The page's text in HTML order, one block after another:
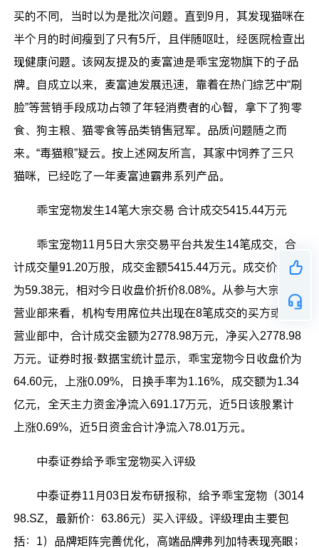
买的不同，当时以为是批次问题。直到9月，其发现猫咪在
半个月的时间瘦到了只有5斤，且伴随呕吐，经医院检查出
现健康问题。该网友提及的麦富迪是乖宝宠物旗下的子品
牌。自成立以来，麦富迪发展迅速，靠着在热门综艺中“刷
脸”等营销手段成功占领了年轻消费者的心智，拿下了狗零
食、狗主粮、猫零食等品类销售冠军。品质问题随之而
来。“毒猫粮”疑云。按上述网友所言，其家中饲养了三只
猫咪，已经吃了一年麦富迪霸弗系列产品。
乖宝宠物发生14笔大宗交易 合计成交5415.44万元
乖宝宠物11月5日大宗交易平台共发生14笔成交，合
计成交量91.20万股，成交金额5415.44万元。成交价格均
为59.38元，相对今日收盘价折价8.08%。从参与大宗交易
营业部来看，机构专用席位共出现在8笔成交的买方或卖方
营业部中，合计成交金额为2778.98万元，净买入2778.98
万元。证券时报·数据宝统计显示，乖宝宠物今日收盘价为
64.60元，上涨0.09%，日换手率为1.16%，成交额为1.34
亿元，全天主力资金净流入691.17万元，近5日该股累计
上涨0.69%，近5日资金合计净流入78.01万元。
中泰证券给予乖宝宠物买入评级
中泰证券11月03日发布研报称，给予乖宝宠物（3014
98.SZ，最新价：63.86元）买入评级。评级理由主要包
括：1）品牌矩阵完善优化，高端品牌弗列加特表现亮眼；